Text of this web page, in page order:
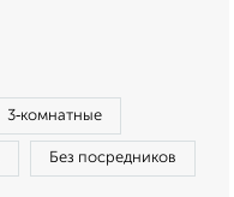
3‑комнатные
Без посредников